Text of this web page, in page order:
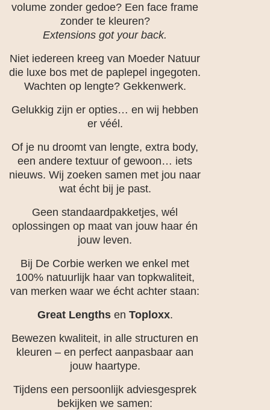
volume zonder gedoe? Een face frame
zonder te kleuren?
Extensions got your back.
Niet iedereen kreeg van Moeder Natuur
die luxe bos met de paplepel ingegoten.
Wachten op lengte? Gekkenwerk.
Gelukkig zijn er opties… en wij hebben
er véél.
Of je nu droomt van lengte, extra body,
een andere textuur of gewoon… iets
nieuws. Wij zoeken samen met jou naar
wat écht bij je past.
Geen standaardpakketjes, wél
oplossingen op maat van jouw haar én
jouw leven.
Bij De Corbie werken we enkel met
100% natuurlijk haar van topkwaliteit,
van merken waar we écht achter staan:
Great Lengthsen Toploxx.
Bewezen kwaliteit, in alle structuren en
kleuren – en perfect aanpasbaar aan
jouw haartype.
Tijdens een persoonlijk adviesgesprek
bekijken we samen: